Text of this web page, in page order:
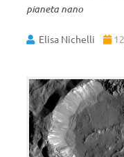
pianeta nano
Elisa Nichelli